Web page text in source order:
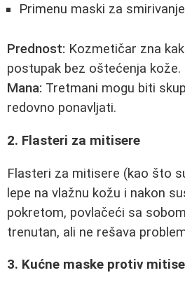
Primenu maski za
Prednost: Kozmetičar zna
postupak bez oštećenja kože.
Mana: Tretmani mogu biti
redovno ponavljati.
2. Flasteri za mitisere
Flasteri za mitisere (kao što
lepe na vlažnu kožu i nakon
pokretom, povlačeći sa
trenutan, ali ne rešava
3. Kućne maske protiv